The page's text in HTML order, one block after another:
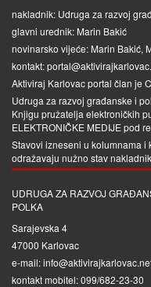
nakladnik: Udruga za razvoj
glavni urednik: Marin Bakić
novinarsko vijeće: Marin Bakić,
kontakt:
Aktiviraj Karlovac portal član je
Udruga za razvoj građanske i
Knjigu pružatelja elektroničkih
ELEKTRONIČKE MEDIJEpod
Stavovi izneseni u kolumnama i
odražavaju nužno stav
UDRUGA ZA RAZVOJ
POLKA
Sarajevska 4
47000 Karlovac
e-mail:
kontakt mobitel: 099/682-23-30